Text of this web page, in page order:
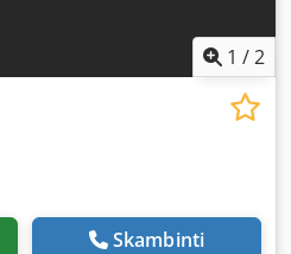
1 /2
Skambinti